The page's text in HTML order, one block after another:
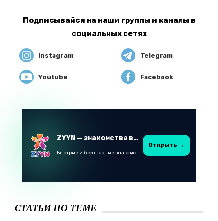
Подписывайся на наши группы и каналы в
социальных сетях
Instagram Telegram
Youtube Facebook
ZYYN — знакомства в Казахстане
Быстрые и безопасные знакомства в Telegram
Открыть →
СТАТЬИ ПО ТЕМЕ